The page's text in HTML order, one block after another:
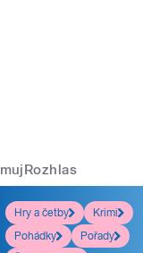
mujRozhlas
Hry a četby
Krimi
Pohádky
Pořady